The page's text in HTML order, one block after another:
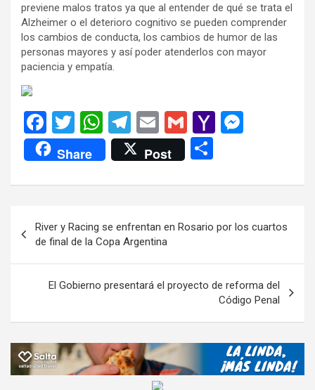
previene malos tratos ya que al entender de qué se trata el
Alzheimer o el deterioro cognitivo se pueden comprender
los cambios de conducta, los cambios de humor de las
personas mayores y así poder atenderlos con mayor
paciencia y empatía.
F
a
ce
b
o
k
T
wi
tt
er
W
h
at
s
p
p
T
el
e
gr
m
E
m
ail
G
m
ail
Y
o
M
ail
n
er
Share Post
m
ar
tir
de
entradas
River y Racing se enfrentan en Rosario por los cuartos
de final de la Copa Argentina
El Gobierno presentará el proyecto de reforma del
Código Penal